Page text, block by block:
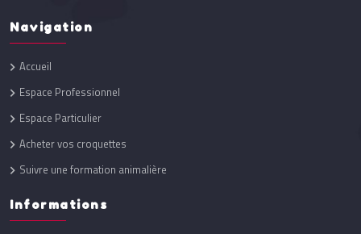
Navigation
Accueil
Espace Professionnel
Espace Particulier
Acheter vos croquettes
Suivre une formation animalière
Informations